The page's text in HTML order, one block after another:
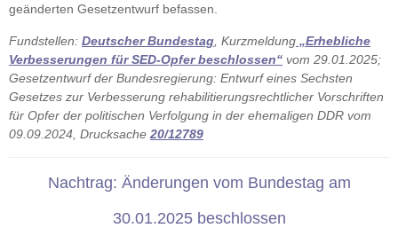
geänderten Gesetzentwurf befassen.
Fundstellen: Deutscher Bundestag , Kurzmeldung „Erhebliche
Verbesserungen für SED-Opfer beschlossen“ vom 29.01.2025;
Gesetzentwurf der Bundesregierung: Entwurf eines Sechsten
Gesetzes zur Verbesserung rehabilitierungsrechtlicher Vorschriften
für Opfer der politischen Verfolgung in der ehemaligen DDR vom
09.09.2024, Drucksache 20/12789
Nachtrag: Änderungen vom Bundestag am
30.01.2025 beschlossen